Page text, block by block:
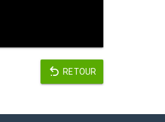
RETOUR